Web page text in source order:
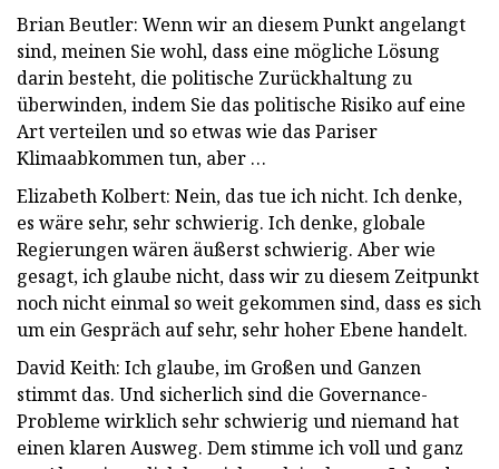
Brian Beutler: Wenn wir an diesem Punkt angelangt
sind, meinen Sie wohl, dass eine mögliche Lösung
darin besteht, die politische Zurückhaltung zu
überwinden, indem Sie das politische Risiko auf eine
Art verteilen und so etwas wie das Pariser
Klimaabkommen tun, aber …
Elizabeth Kolbert: Nein, das tue ich nicht. Ich denke,
es wäre sehr, sehr schwierig. Ich denke, globale
Regierungen wären äußerst schwierig. Aber wie
gesagt, ich glaube nicht, dass wir zu diesem Zeitpunkt
noch nicht einmal so weit gekommen sind, dass es sich
um ein Gespräch auf sehr, sehr hoher Ebene handelt.
David Keith: Ich glaube, im Großen und Ganzen
stimmt das. Und sicherlich sind die Governance-
Probleme wirklich sehr schwierig und niemand hat
einen klaren Ausweg. Dem stimme ich voll und ganz